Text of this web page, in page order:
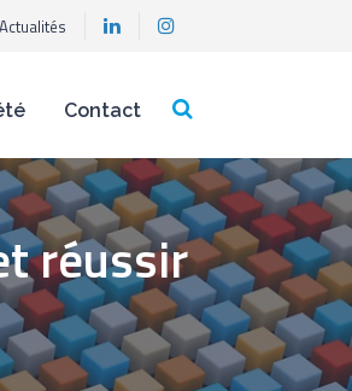
Actualités
Contact
réussir